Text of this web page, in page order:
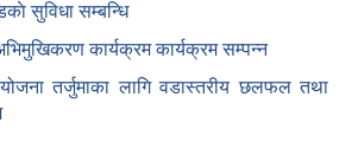
सुविधा सम्बन्धि
कार्यक्रम कार्यक्रम सम्पन्न
तर्जुमाका लागि वडास्तरीय छलफल तथा